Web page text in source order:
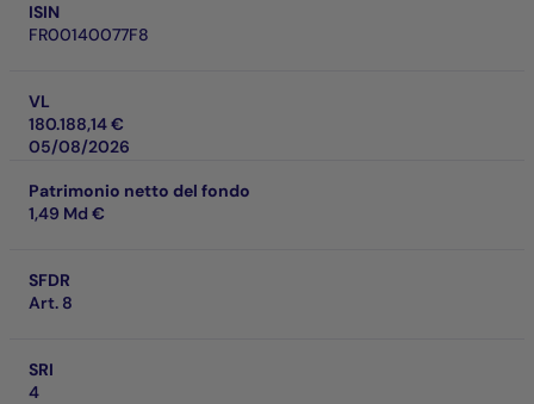
ISIN
FR00140077F8
VL
180.188,14 €
05/08/2026
Patrimonio netto del fondo
1,49 Md €
SFDR
Art. 8
SRI
4